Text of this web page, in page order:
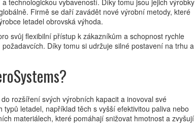
technologickou vybaveností. Díky tomu jsou jejich výrobky
Firmě se daří zavádět nové výrobní metody, které
letadel obrovská výhoda.
svůj flexibilní přístup k zákazníkům a schopnost rychle
Díky tomu si udržuje silné postavení na trhu a
rozšíření svých výrobních kapacit a inovoval své
letadel, například těch s vyšší efektivitou paliva nebo
materiálech, které pomáhají snižovat hmotnost a zvyšují